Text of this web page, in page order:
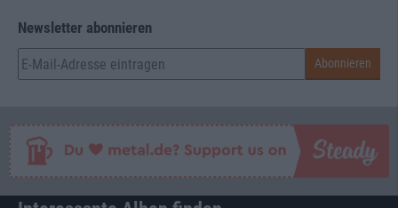
Newsletter abonnieren